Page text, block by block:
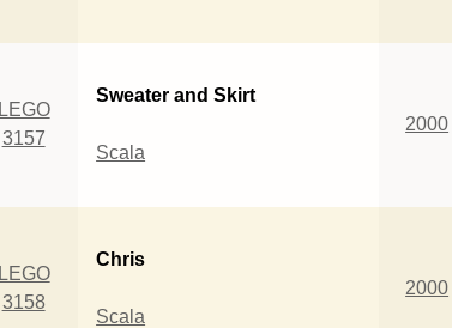
LEGO
3157
Sweater and Skirt
Scala
2000
LEGO
3158
Chris
Scala
2000